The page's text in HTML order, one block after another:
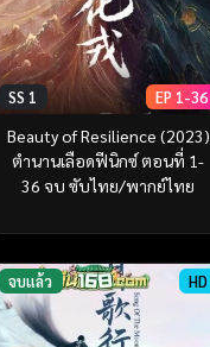
SS 1 EP 1-36
Beauty of Resilience (2023)
ตำนานเลือดฟีนิกซ์ ตอนที่ 1-
36 จบ ซับไทย/พากย์ไทย
จบแล้ว HD